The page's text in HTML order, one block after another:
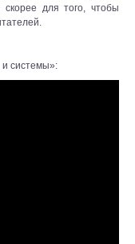
скорее для того, чтобы
системы»: